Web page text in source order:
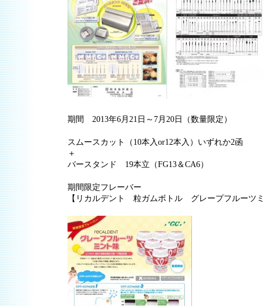
期間 2013年6月21日～7月20日（数量限定）
スムースカット（10本入or12本入）いずれか2函
＋
バースタンド 19本立（FG13＆CA6）
期間限定フレーバー
【リカルデント 粒ガムボトル グレープフルーツ